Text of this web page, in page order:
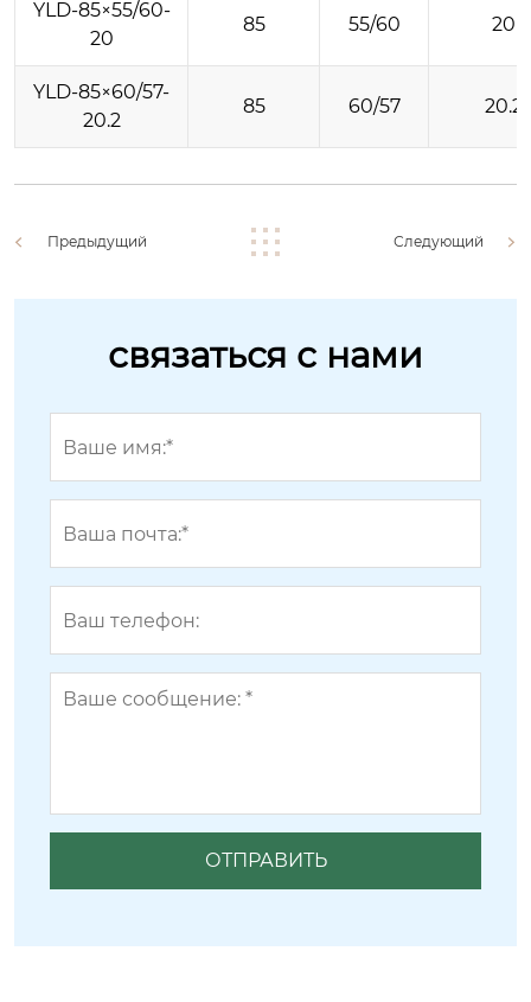
YLD-85×55/60-
20
85 55/60 20
YLD-85×60/57-
20.2
85 60/57 20.2
Предыдущий Следующий
связаться с нами